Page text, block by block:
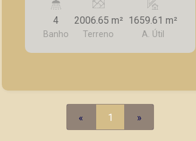
estacionamento e área de manobra de
caminhões; - Pé direito de 6m; - 4
banheiros; - Área de escritórios
divididas em 2 pavimentos; - Refeitório;
mesmo nos principais lançamentos da
4
Banho
2006.65 m²
Terreno
1659.61 m²
A. Útil
« 1 »